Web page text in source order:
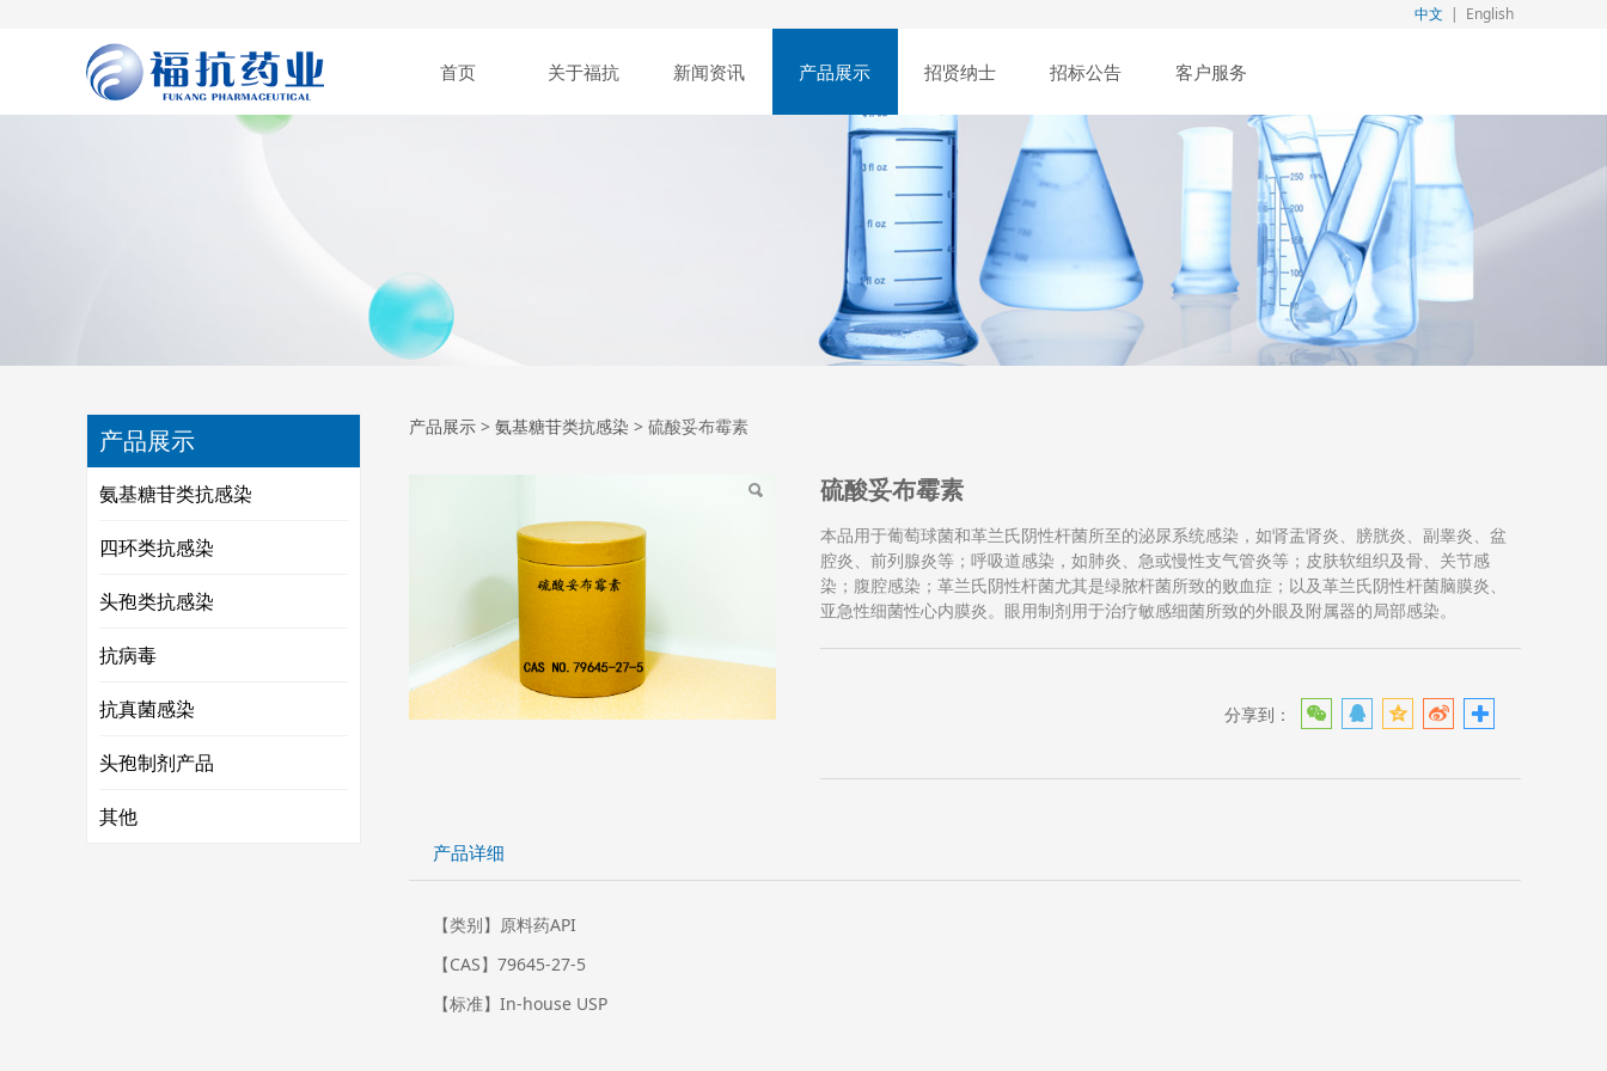
中文 | English
首页 关于福抗 新闻资讯 产品展示 招贤纳士 招标公告 客户服务
产品展示
氨基糖苷类抗感染
四环类抗感染
头孢类抗感染
抗病毒
抗真菌感染
头孢制剂产品
其他
硫酸妥布霉素
产品展示 > 氨基糖苷类抗感染 > 硫酸妥布霉素
硫酸妥布霉素
本品用于葡萄球菌和革兰氏阴性杆菌所至的泌尿系统感染，如肾盂肾炎、膀胱炎、副睾炎、盆
腔炎、前列腺炎等；呼吸道感染，如肺炎、急或慢性支气管炎等；皮肤软组织及骨、关节感
染；腹腔感染；革兰氏阴性杆菌尤其是绿脓杆菌所致的败血症；以及革兰氏阴性杆菌脑膜炎、
亚急性细菌性心内膜炎。眼用制剂用于治疗敏感细菌所致的外眼及附属器的局部感染。
分享到：
产品详细
【类别】原料药API
【CAS】79645-27-5
【标准】In-house USP